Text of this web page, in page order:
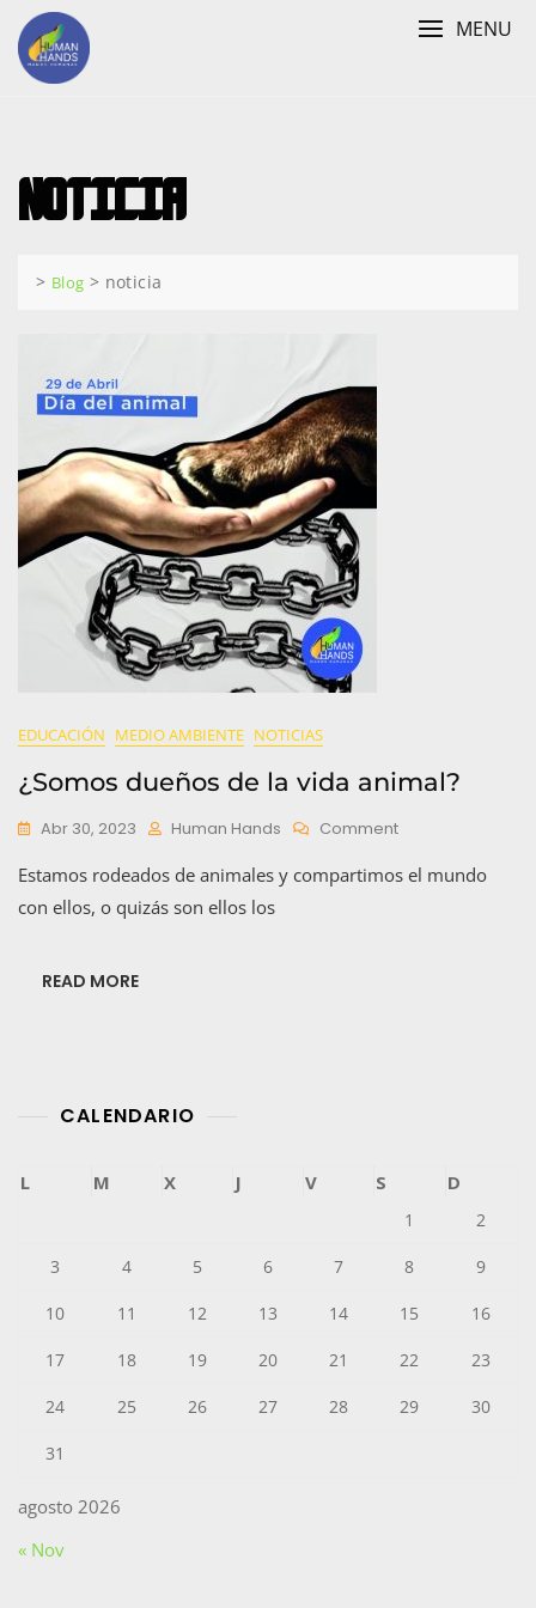
Skip
content
MENU
noticia
> Blog > noticia
EDUCACIÓN MEDIO AMBIENTE NOTICIAS
¿Somos dueños de la vida animal?
Abr 30, 2023 Human Hands CommentOn
Dueños
Estamos rodeados de animales y compartimos el mundo
con ellos, o quizás son ellos los
READ MORE
CALENDARIO
agosto 2026
L M X J V S D
1 2
3 4 5 6 7 8 9
10 11 12 13 14 15 16
17 18 19 20 21 22 23
24 25 26 27 28 29 30
31
« Nov